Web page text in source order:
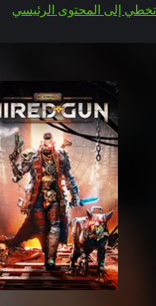
تخطي إلى المحتوى الرئيسي